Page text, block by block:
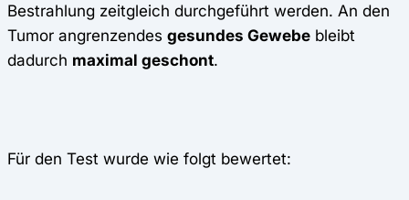
Bestrahlung zeitgleich durchgeführt werden. An den
Tumor angrenzendes gesundes Gewebe bleibt
dadurch maximal geschont.
Für den Test wurde wie folgt bewertet: